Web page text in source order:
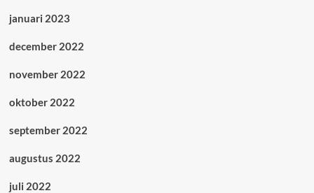
januari 2023
december 2022
november 2022
oktober 2022
september 2022
augustus 2022
juli 2022